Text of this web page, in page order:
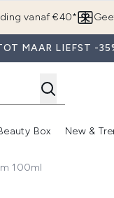
vanaf €40*
MAAR LIEFST -
(Zomer)Enter submenu (Sale) Enter submenu (Merken)
Box New &
100ml